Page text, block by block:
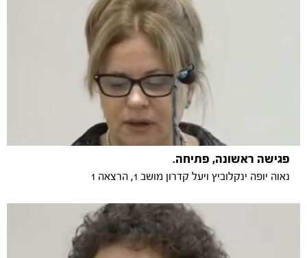
פגישה ראשונה, פתיחה.
נאוה יופה ינקלוביץ ויעל קדרון מושב 1, הרצאה 1